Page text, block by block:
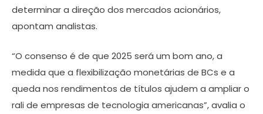
determinar a direção dos mercados acionários,
apontam analistas.
“O consenso é de que 2025 será um bom ano, a
medida que a flexibilização monetárias de BCs e a
queda nos rendimentos de títulos ajudem a ampliar o
rali de empresas de tecnologia americanas”, avalia o